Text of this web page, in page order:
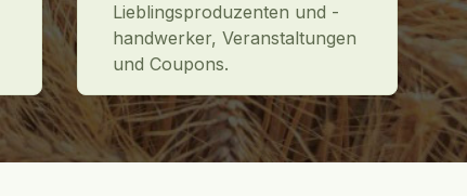
Lieblingsproduzenten und -
handwerker, Veranstaltungen
und Coupons.